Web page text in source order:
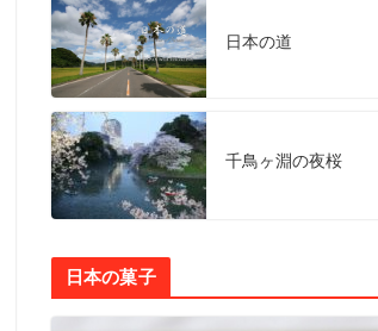
日本の道
千鳥ヶ淵の夜桜
日本の菓子